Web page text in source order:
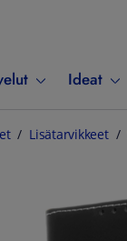
Ideat
Lisätarvikkeet